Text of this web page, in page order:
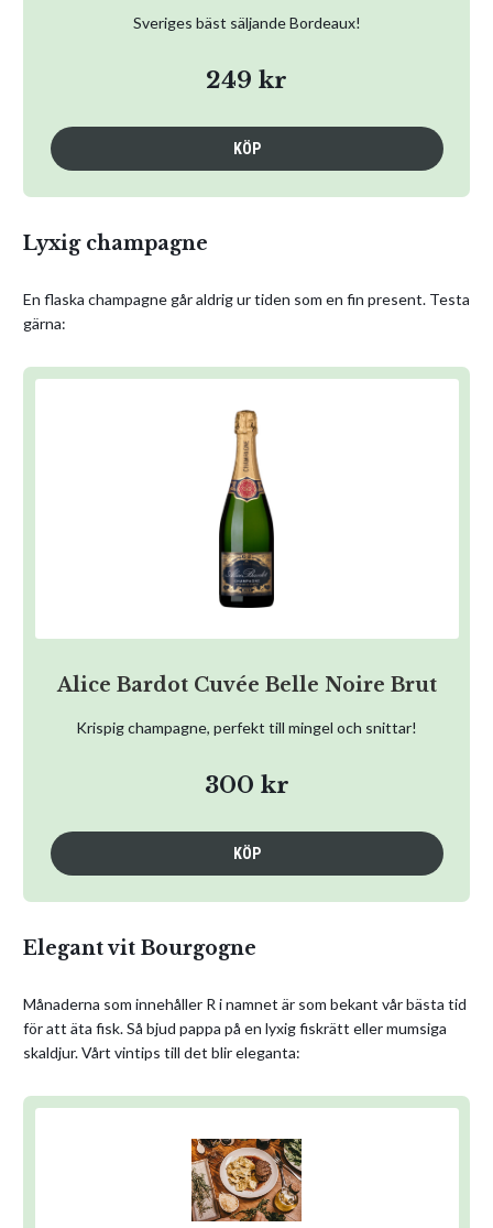
Sveriges bäst säljande Bordeaux!
249 kr
KÖP
Lyxig champagne
En flaska champagne går aldrig ur tiden som en fin present. Testa
gärna:
Alice Bardot Cuvée Belle Noire Brut
Krispig champagne, perfekt till mingel och snittar!
300 kr
KÖP
Elegant vit Bourgogne
Månaderna som innehåller R i namnet är som bekant vår bästa tid
för att äta fisk. Så bjud pappa på en lyxig fiskrätt eller mumsiga
skaldjur. Vårt vintips till det blir eleganta: